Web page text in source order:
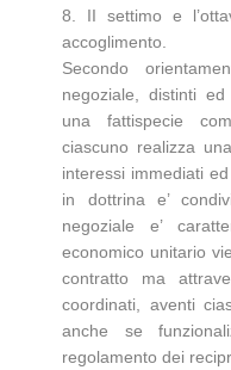
8. II settimo e
accoglimento.
Secondo
negoziale, distinti
una fattispecie
ciascuno realizza
interessi immediati
in dottrina e’
negoziale e’
economico unitario
contratto ma
coordinati, aventi
anche se
regolamento dei